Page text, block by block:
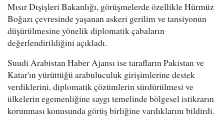
Mısır Dışişleri Bakanlığı, görüşmelerde özellikle Hürmüz
Boğazı çevresinde yaşanan askeri gerilim ve tansiyonun
düşürülmesine yönelik diplomatik çabaların
değerlendirildiğini açıkladı.
Suudi Arabistan Haber Ajansı ise tarafların Pakistan ve
Katar'ın yürüttüğü arabuluculuk girişimlerine destek
verdiklerini, diplomatik çözümlerin sürdürülmesi ve
ülkelerin egemenliğine saygı temelinde bölgesel istikrarın
korunması konusunda görüş birliğine vardıklarını bildirdi.